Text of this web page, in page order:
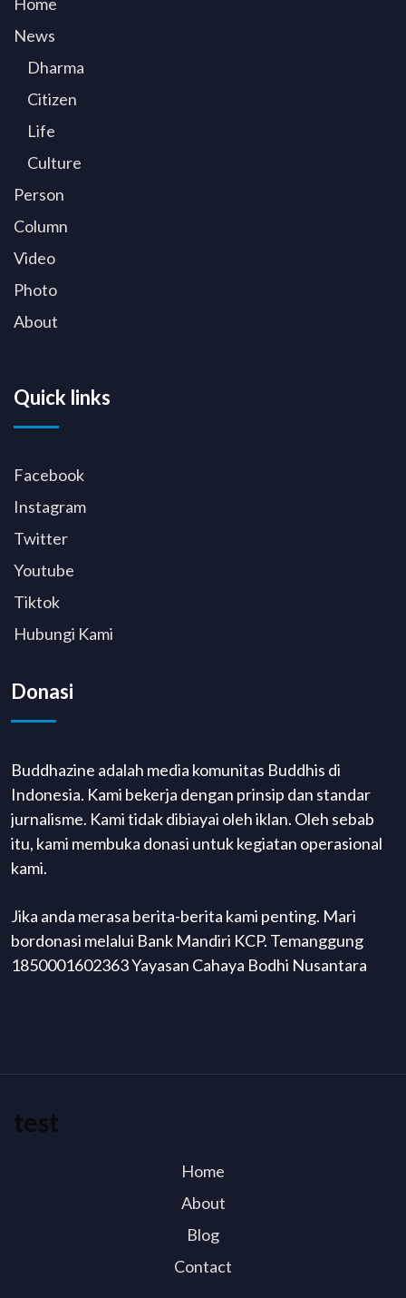
News
Dharma
Citizen
Life
Culture
Person
Column
Video
Photo
About
Quick links
Facebook
Instagram
Twitter
Youtube
Tiktok
Hubungi Kami
Donasi
Buddhazine adalah media komunitas Buddhis di
Indonesia. Kami bekerja dengan prinsip dan standar
jurnalisme. Kami tidak dibiayai oleh iklan. Oleh sebab
itu, kami membuka donasi untuk kegiatan operasional
kami.
Jika anda merasa berita-berita kami penting. Mari
bordonasi melalui Bank Mandiri KCP. Temanggung
1850001602363 Yayasan Cahaya Bodhi Nusantara
test
Home
About
Blog
Contact